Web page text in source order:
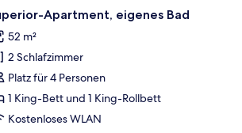
Sessel und einem Fenster mit Vorhängen.
Ein modernes
8 Apartment, eigenes Bad
52 m²
2 Schlafzimmer
Platz für 4 Personen
1 King-Bett und 1 King-Rollbett
Kostenloses WLAN